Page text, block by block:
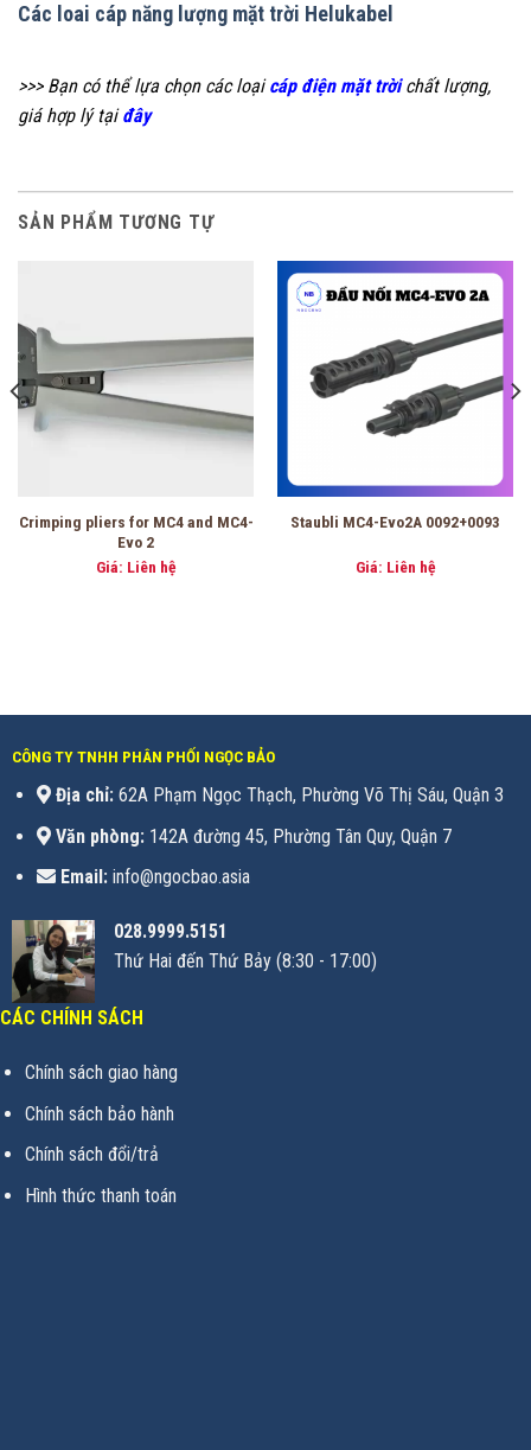
Các loai cáp năng lượng mặt trời Helukabel
>>> Bạn có thể lựa chọn các loạicáp điện mặt trờichất lượng,
giá hợp lý tạiđây
SẢN PHẨM TƯƠNG TỰ
Crimping pliers for MC4 and MC4-
Evo 2
Giá: Liên hệ
Staubli MC4-Evo2A 0092+0093
Giá: Liên hệ
CÔNG TY TNHH PHÂN PHỐI NGỌC BẢO
Địa chỉ:62A Phạm Ngọc Thạch, Phường Võ Thị Sáu, Quận 3
Văn phòng:142A đường 45, Phường Tân Quy, Quận 7
Email:info@ngocbao.asia
028.9999.5151
Thứ Hai đến Thứ Bảy (8:30 - 17:00)
CÁC CHÍNH SÁCH
Chính sách giao hàng
Chính sách bảo hành
Chính sách đổi/trả
Hình thức thanh toán